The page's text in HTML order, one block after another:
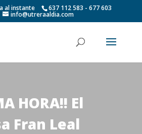
al instante 637 112 583 - 677 603
info@utreraaldia.com
HORA!! El
Fran Leal